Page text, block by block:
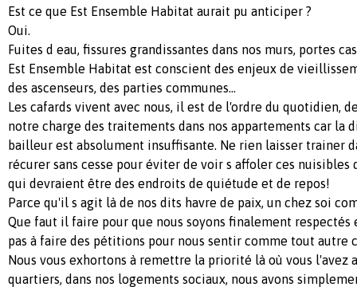
Est ce que Est Ensemble Habitat aurait pu anticiper ?
Oui.
Fuites d eau, fissures grandissantes dans nos murs, portes
Est Ensemble Habitat est conscient des enjeux de
des ascenseurs, des parties communes...
Les cafards vivent avec nous, il est de l'ordre du quotidien,
notre charge des traitements dans nos appartements car la
bailleur est absolument insuffisante. Ne rien laisser trainer
récurer sans cesse pour éviter de voir s affoler ces nuisibles
qui devraient être des endroits de quiétude et de repos!
Parce qu'il s agit là de nos dits havre de paix, un chez soi
Que faut il faire pour que nous soyons finalement respectés
pas à faire des pétitions pour nous sentir comme tout autre
Nous vous exhortons à remettre la priorité là où vous l'avez
quartiers, dans nos logements sociaux, nous avons